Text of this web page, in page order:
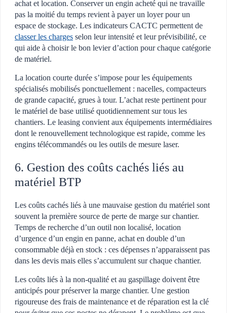
achat et location. Conserver un engin acheté qui ne travaille
pas la moitié du temps revient à payer un loyer pour un
espace de stockage. Les indicateurs CACTC permettent de
classer les charges selon leur intensité et leur prévisibilité, ce
qui aide à choisir le bon levier d’action pour chaque catégorie
de matériel.
La location courte durée s’impose pour les équipements
spécialisés mobilisés ponctuellement : nacelles, compacteurs
de grande capacité, grues à tour. L’achat reste pertinent pour
le matériel de base utilisé quotidiennement sur tous les
chantiers. Le leasing convient aux équipements intermédiaires
dont le renouvellement technologique est rapide, comme les
engins télécommandés ou les outils de mesure laser.
6. Gestion des coûts cachés liés au
matériel BTP
Les coûts cachés liés à une mauvaise gestion du matériel sont
souvent la première source de perte de marge sur chantier.
Temps de recherche d’un outil non localisé, location
d’urgence d’un engin en panne, achat en double d’un
consommable déjà en stock : ces dépenses n’apparaissent pas
dans les devis mais elles s’accumulent sur chaque chantier.
Les coûts liés à la non-qualité et au gaspillage doivent être
anticipés pour préserver la marge chantier. Une gestion
rigoureuse des frais de maintenance et de réparation est la clé